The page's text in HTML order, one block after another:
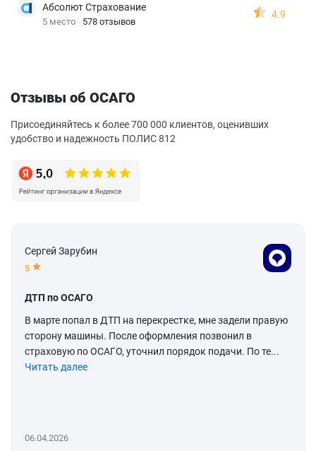
Абсолют Страхование
5 место 578 отзывов
4.9
Отзывы об ОСАГО
Присоединяйтесь к более 700 000 клиентов, оценивших
удобство и надежность ПОЛИС 812
Сергей Зарубин
5
ДТП по ОСАГО
В марте попал в ДТП на перекрестке, мне задели правую
сторону машины. После оформления позвонил в
страховую по ОСАГО, уточнил порядок подачи. По те...
Читать далее
06.04.2026